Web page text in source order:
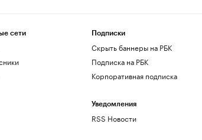
сети Подписки
Скрыть баннеры на РБК
Подписка на РБК
Корпоративная подписка
Уведомления
RSS Новости